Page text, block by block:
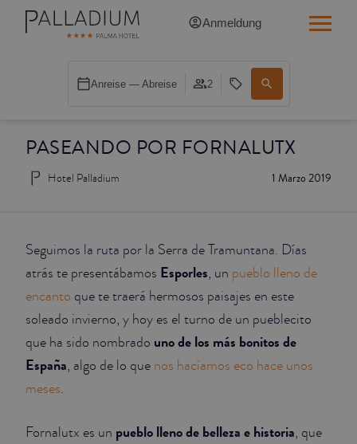
PASEANDO POR FORNALUTX
1 Marzo 2019
Hotel Palladium
Seguimos la ruta por la Serra de Tramuntana. Días
atrás te presentábamos Esporles, un pueblo lleno de
encanto que te traerá hermosos paisajes en este
soleado invierno, y hoy es el turno de un pueblecito
que ha sido nombrado uno de los más bonitos de
España, algo de lo que nos hacíamos eco hace unos
meses.
Fornalutx es un pueblo lleno de belleza e historia, que
Anmeldung
Anreise — Abreise 2
SINGLE BALCONY CATHEDRAL
DOUBLE RED
DOUBLE WHITE
DOUBLE INN CATHEDRAL
SUPERIOR
JUNIOR SUITES
SUITE